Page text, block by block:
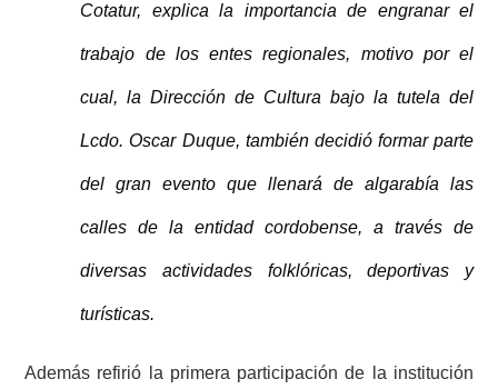
Cotatur, explica la importancia de engranar el
trabajo de los entes regionales, motivo por el
cual, la Dirección de Cultura bajo la tutela del
Lcdo. Oscar Duque, también decidió formar parte
del gran evento que llenará de algarabía las
calles de la entidad cordobense, a través de
diversas actividades folklóricas, deportivas y
turísticas.
Además refirió la primera participación de la institución